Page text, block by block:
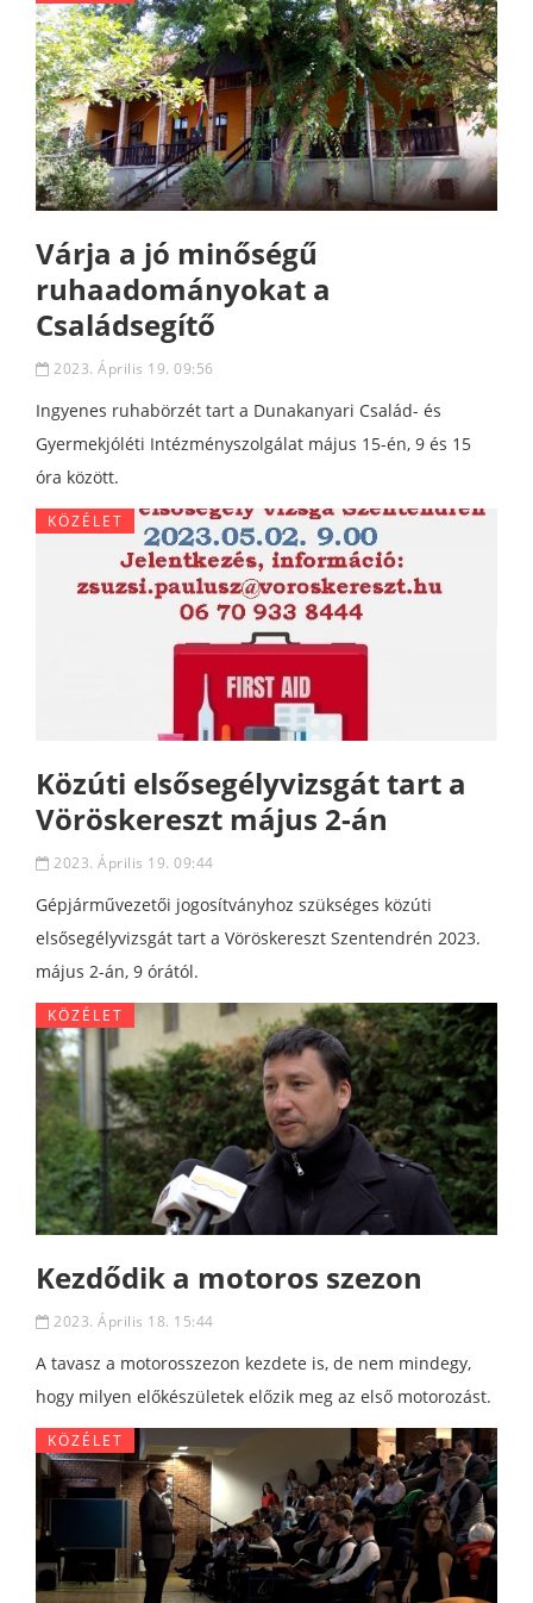
Várja a jó minőségű
ruhaadományokat a
Családsegítő
2023. Április 19. 09:56
Ingyenes ruhabörzét tart a Dunakanyari Család- és
Gyermekjóléti Intézményszolgálat május 15-én, 9 és 15
óra között.
KÖZÉLET
Közúti elsősegélyvizsgát tart a
Vöröskereszt május 2-án
2023. Április 19. 09:44
Gépjárművezetői jogosítványhoz szükséges közúti
elsősegélyvizsgát tart a Vöröskereszt Szentendrén 2023.
május 2-án, 9 órától.
KÖZÉLET
Kezdődik a motoros szezon
2023. Április 18. 15:44
A tavasz a motorosszezon kezdete is, de nem mindegy,
hogy milyen előkészületek előzik meg az első motorozást.
KÖZÉLET